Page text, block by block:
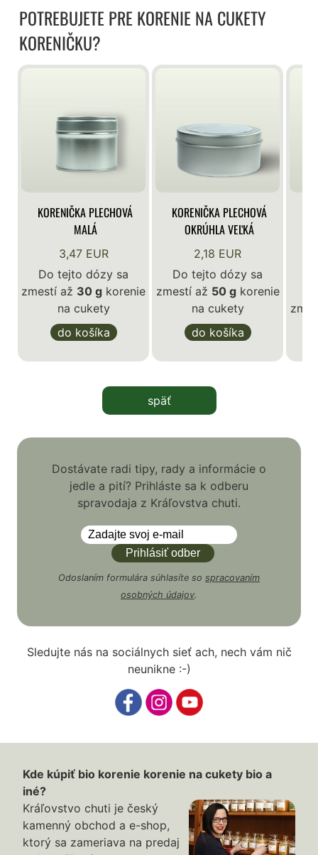
POTREBUJETE PRE KORENIE NA CUKETY
KORENIČKU?
KORENIČKA PLECHOVÁ
MALÁ
3,47 EUR
Do tejto dózy sa
zmestí až 30 g korenie
na cukety
do košíka
KORENIČKA PLECHOVÁ
OKRÚHLA VEĽKÁ
2,18 EUR
Do tejto dózy sa
zmestí až 50 gkorenie
na cukety
do košíka
späť
Dostávate radi tipy, rady a informácie o
jedle a pití? Prihláste sa k odberu
spravodaja z Kráľovstva chuti.
Odoslaním formulára súhlasíte so spracovaním
osobných údajov.
Sledujte nás na sociálnych sieť ach, nech vám nič
neunikne :-)
Kde kúpiť bio korenie korenie na cukety bio a
iné?
Kráľovstvo chuti je český
kamenný obchod a e-shop,
ktorý sa zameriava na predaj